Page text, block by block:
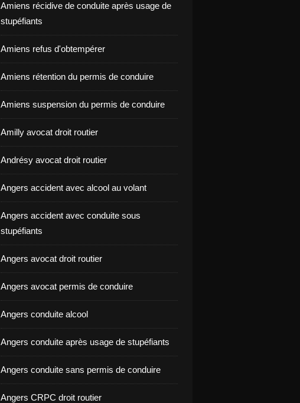
Amiens récidive de conduite après usage de
stupéfiants
Amiens refus d'obtempérer
Amiens rétention du permis de conduire
Amiens suspension du permis de conduire
Amilly avocat droit routier
Andrésy avocat droit routier
Angers accident avec alcool au volant
Angers accident avec conduite sous
stupéfiants
Angers avocat droit routier
Angers avocat permis de conduire
Angers conduite alcool
Angers conduite après usage de stupéfiants
Angers conduite sans permis de conduire
Angers CRPC droit routier